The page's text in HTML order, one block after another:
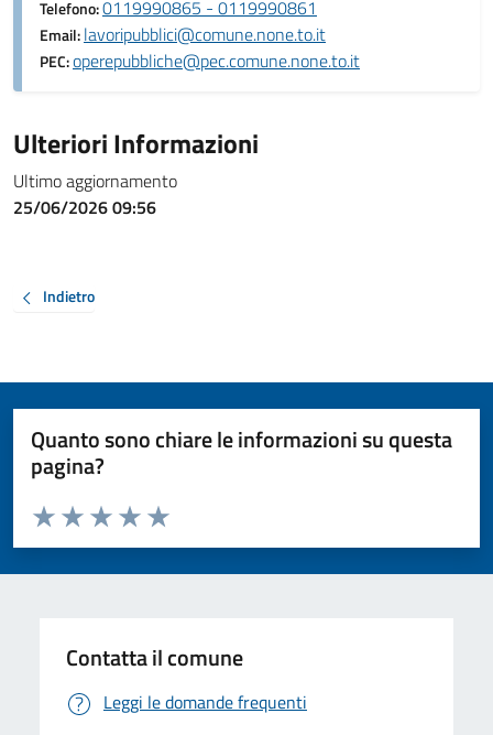
Telefono:0119990865 - 0119990861
Email:lavoripubblici@comune.none.to.it
PEC:operepubbliche@pec.comune.none.to.it
Ulteriori Informazioni
Ultimo aggiornamento
25/06/2026 09:56
Indietro
Quanto sono chiare le informazioni su questa
pagina?
Valuta da 1 a 5 stelle la pagina
Valuta 5 stelle su 5
Valuta 4 stelle su 5
Valuta 3 stelle su 5
Valuta 2 stelle su 5
Valuta 1 stelle su 5
Contatta il comune
Leggi le domande frequenti